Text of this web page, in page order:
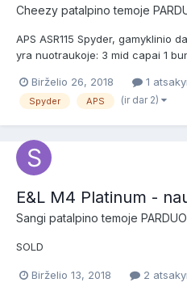
Cheezy patalpino temoje
APS ASR115 Spyder, gamyklinio
yra nuotraukoje: 3 mid capai 1
Greitis: ~125m/s KAINA: 180Eur
Birželio 26, 2018 1
Spyder APS (ir dar 2)
E&L M4 Platinum -
Sangi patalpino temoje
SOLD
Birželio 13, 2018 2